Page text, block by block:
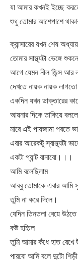
যা আমার কখনই ইচ্ছে
শুধু তোমার আশেপাশে
ক্যান্সারের যখন শেষ
তোমার সাস্থ্যটা ভেঙ্গে
আগে যেমন নীল জিন্স আর
দেখতে নায়ক নায়ক লাগতো
একদিন যখন ডাক্তারের
আয়নার দিকে তাকিয়ে বললে
মারে এই পায়জামা পরতে
এবার আরেকটু স্বাস্থ্যটা
একটা প্যান্ট বানাবো।।।
আমি বলেছিলাম
আব্বু তোমাকে এবার আমি
তুমি না করে দিলে।
যেদিন তিনতলা বেয়ে উঠতে
কষ্ট হচ্চিল
তুমি আমার কঁধে হাত রেখে
পারবো আমি বলে দুটো শিড়ী